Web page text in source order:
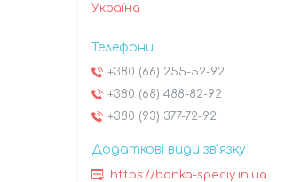
Україна
+380 (66) 255-52-92
+380 (68) 488-82-92
+380 (93) 377-72-92
https://banka-speciy.in.ua